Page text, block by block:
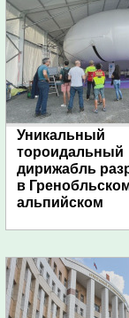
Уникальный
тороидальный
дирижабль
в
альпийском